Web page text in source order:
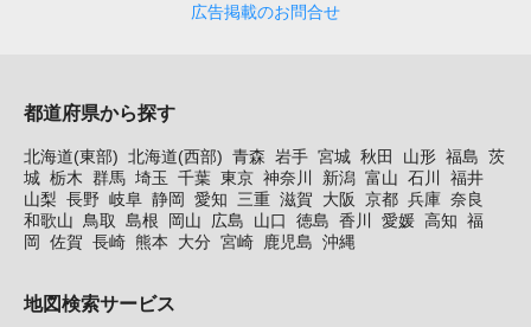
広告掲載のお問合せ
都道府県から探す
北海道(東部) 北海道(西部) 青森 岩手 宮城 秋田 山形 福島 茨
城 栃木 群馬 埼玉 千葉 東京 神奈川 新潟 富山 石川
福井
山梨 長野 岐阜 静岡 愛知 三重 滋賀 大阪 京都 兵庫 奈良
和歌山
鳥取 島根 岡山 広島 山口 徳島 香川 愛媛 高知 福
岡
佐賀 長崎 熊本 大分 宮崎 鹿児島 沖縄
地図検索サービス